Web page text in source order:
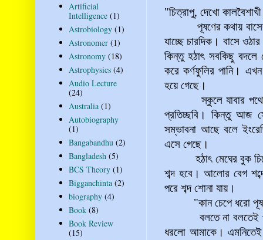
"চিত্রাপু, দেখো
পূষণের কথায় বাসের
যাচ্ছে চারদিক। বাসে
কিন্তু হঠাৎ সবকিছু
করে কর্ণফুলির পানি।
হয়ে গেছে।
স্কুলে যাবার পথে
প্রতিচ্ছবি। কিন্তু আজ
সম্ভাবনা আছে বলে
এসে গেছে।
হঠাৎ মেঘের বুক
শব্দ হবে। আলোর বেগ
পরে শব্দ শোনা যায়।
"কান চেপে ধরো
বলতে না বলতেই
ধরলো আমাকে।
Artificial
Intelligence (1)
Astrobiology (1)
Astronomer (1)
Astronomy (18)
Astrophysics (4)
Audio Lecture
(24)
Australia (1)
Autobiography
(1)
Bangabandhu (2)
Bangladesh (5)
BCS Theory (1)
Bigganchinta (2)
biography (4)
Book (8)
Book Review
(15)